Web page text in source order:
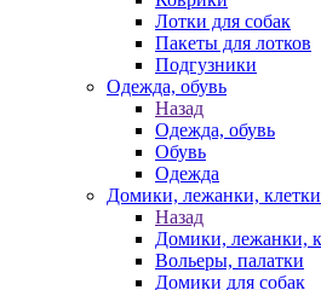
Лотки для собак
Пакеты для лотков
Подгузники
Одежда, обувь
Назад
Одежда, обувь
Обувь
Одежда
Домики, лежанки, клетки
Назад
Домики, лежанки,
Вольеры, палатки
Домики для собак